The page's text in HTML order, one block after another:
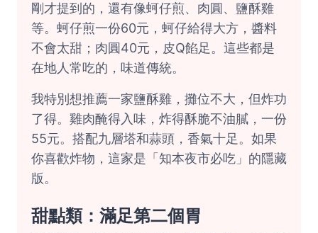
剛才提到的，還有像蚵仔煎、肉圓、鹽酥雞
等。蚵仔煎一份60元，蚵仔給得大方，醬料
不會太甜；肉圓40元，皮Q餡足。這些都是
在地人常吃的，味道傳統。
我特別想推薦一家鹽酥雞，攤位不大，但炸功
了得。雞肉醃得入味，炸得酥脆不油膩，一份
55元。搭配九層塔和蒜頭，香氣十足。如果
你喜歡炸物，這家是「知本夜市必吃」的隱藏
版。
甜點類：滿足第二個胃